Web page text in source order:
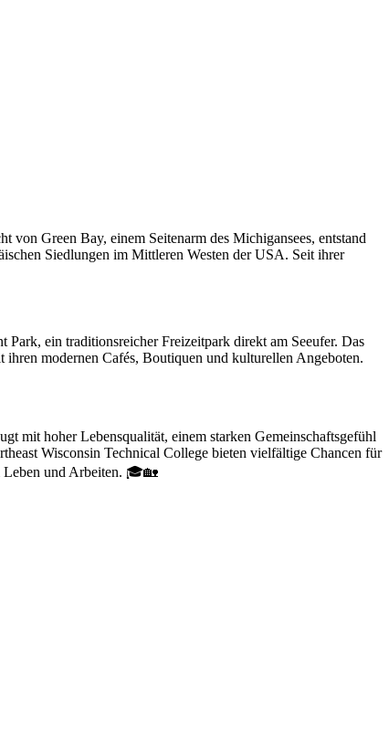
Green Bay, einem Seitenarm des Michigansees, entstand
Siedlungen im Mittleren Westen der USA. Seit ihrer
ein traditionsreicher Freizeitpark direkt am Seeufer. Das
modernen Cafés, Boutiquen und kulturellen Angeboten.
mit hoher Lebensqualität, einem starken Gemeinschaftsgefühl
Wisconsin Technical College bieten vielfältige Chancen für
Leben und Arbeiten. 🎓🏡